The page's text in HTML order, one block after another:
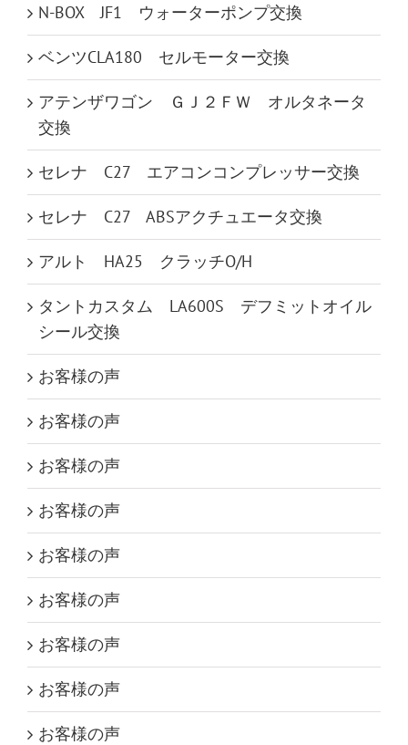
N-BOX JF1 ウォーターポンプ交換
ベンツCLA180 セルモーター交換
アテンザワゴン ＧＪ２ＦＷ オルタネータ
交換
セレナ C27 エアコンコンプレッサー交換
セレナ C27 ABSアクチュエータ交換
アルト HA25 クラッチO/H
タントカスタム LA600S デフミットオイル
シール交換
お客様の声
お客様の声
お客様の声
お客様の声
お客様の声
お客様の声
お客様の声
お客様の声
お客様の声